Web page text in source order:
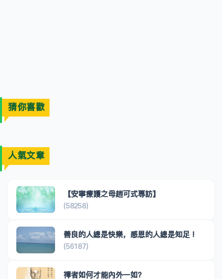
猜你喜歡
人氣文章
【安寧療護之母趙可式專訪】
(58258)
善良的人總是快樂，感恩的人總是知足 !
(56187)
禪者如何才能內外一如？